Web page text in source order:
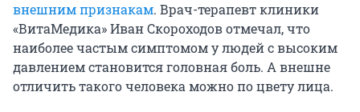
внешним признакам. Врач-терапевт клиники
«ВитаМедика» Иван Скороходов отмечал, что
наиболее частым симптомом у людей с высоким
давлением становится головная боль. А внешне
отличить такого человека можно по цвету лица.